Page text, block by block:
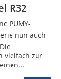
R32
nun auch
vielfach zur